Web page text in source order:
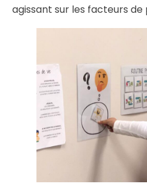
agissant sur les facteurs